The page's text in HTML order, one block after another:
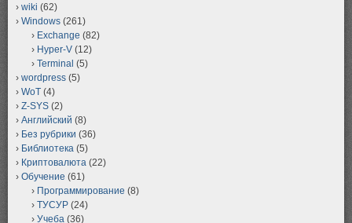
wiki (62)
Windows (261)
Exchange (82)
Hyper-V (12)
Terminal (5)
wordpress (5)
WoT (4)
Z-SYS (2)
Английский (8)
Без рубрики (36)
Библиотека (5)
Криптовалюта (22)
Обучение (61)
Программирование (8)
ТУСУР (24)
Учеба (36)